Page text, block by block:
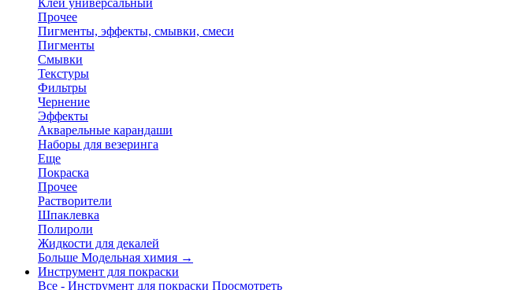
Клей универсальный
Прочее
Пигменты, эффекты, смывки, смеси
Пигменты
Смывки
Текстуры
Фильтры
Чернение
Эффекты
Акварельные карандаши
Наборы для везеринга
Еще
Покраска
Прочее
Растворители
Шпаклевка
Полироли
Жидкости для декалей
Больше Модельная химия →
Инструмент для покраски
Все - Инструмент для покраски Просмотреть